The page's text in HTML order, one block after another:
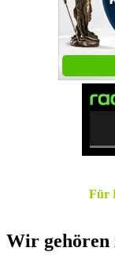
Für
Wir gehören